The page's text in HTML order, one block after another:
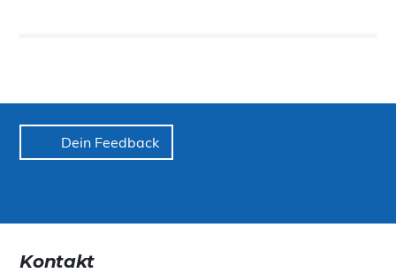
Dein Feedback
Kontakt